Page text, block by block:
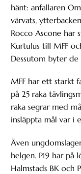
hänt: anfallaren
värvats,
Rocco Ascone har
Kurtulus till MFF
Dessutom byter
MFF har ett starkt
på 25 raka
raka segrar med
insläppta mål var i
Även
helgen. P19 har
Halmstads BK och